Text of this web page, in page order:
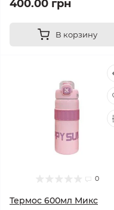
400.00 грн
В корзину
0
Термос 600мл Микс